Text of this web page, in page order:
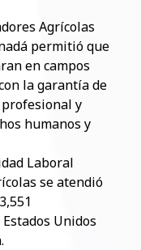
Agrícolas
permitió que
en campos
la garantía de
y
humanos y
Laboral
se atendió
Unidos